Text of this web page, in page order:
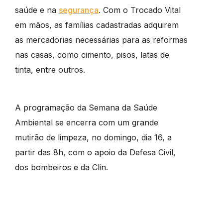
saúde e na segurança. Com o Trocado Vital
em mãos, as famílias cadastradas adquirem
as mercadorias necessárias para as reformas
nas casas, como cimento, pisos, latas de
tinta, entre outros.
A programação da Semana da Saúde
Ambiental se encerra com um grande
mutirão de limpeza, no domingo, dia 16, a
partir das 8h, com o apoio da Defesa Civil,
dos bombeiros e da Clin.